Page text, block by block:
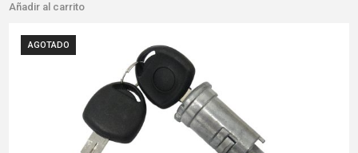
Añadir al carrito
AGOTADO